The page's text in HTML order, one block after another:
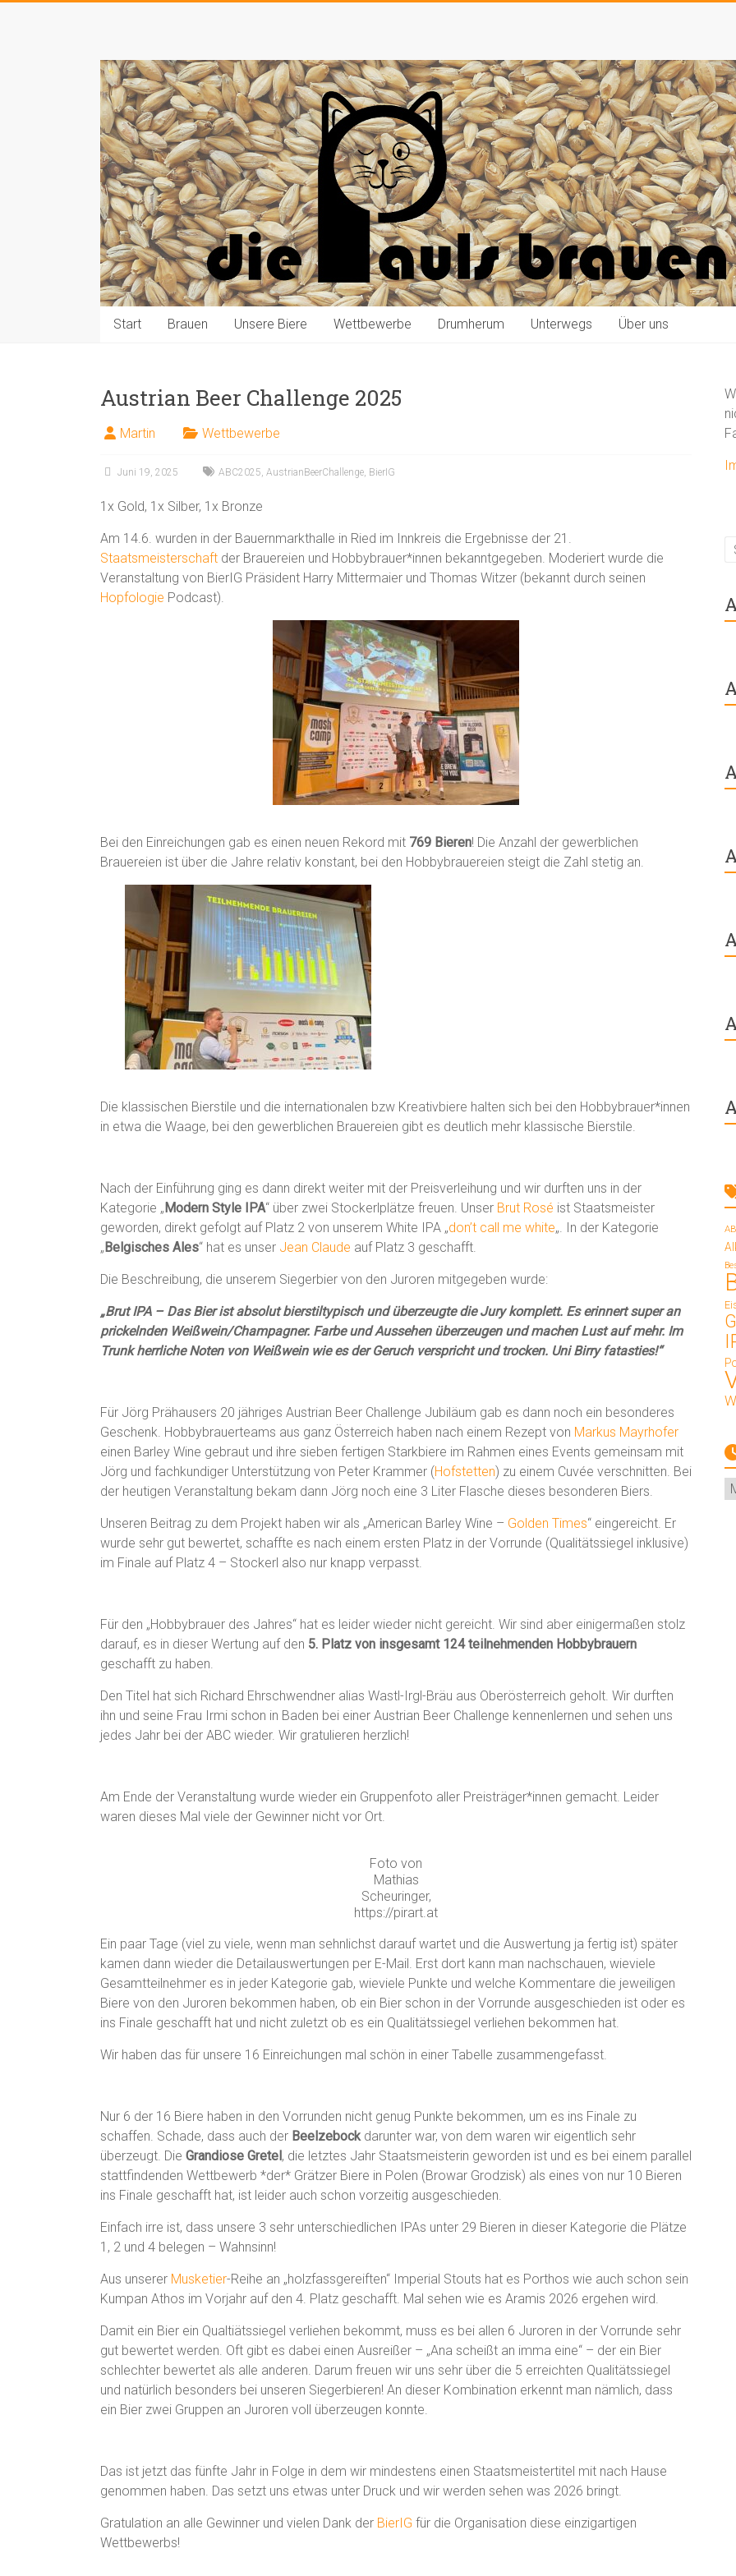
Die
Pauls
brauen
Bier
Start Brauen Unsere Biere Wettbewerbe Drumherum Unterwegs Über uns
Austrian Beer Challenge 2025
Martin Wettbewerbe
Juni 19, 2025 ABC2025, AustrianBeerChallenge, BierIG
1x Gold, 1x Silber, 1x Bronze
Am 14.6. wurden in der Bauernmarkthalle in Ried im Innkreis die Ergebnisse der 21.
Staatsmeisterschaft der Brauereien und Hobbybrauer*innen bekanntgegeben. Moderiert wurde die
Veranstaltung von BierIG Präsident Harry Mittermaier und Thomas Witzer (bekannt durch seinen
Hopfologie Podcast).
Bei den Einreichungen gab es einen neuen Rekord mit 769 Bieren! Die Anzahl der gewerblichen
Brauereien ist über die Jahre relativ konstant, bei den Hobbybrauereien steigt die Zahl stetig an.
Die klassischen Bierstile und die internationalen bzw Kreativbiere halten sich bei den Hobbybrauer*innen
in etwa die Waage, bei den gewerblichen Brauereien gibt es deutlich mehr klassische Bierstile.
Nach der Einführung ging es dann direkt weiter mit der Preisverleihung und wir durften uns in der
Kategorie „ Modern Style IPA“ über zwei Stockerlplätze freuen. Unser Brut Rosé ist Staatsmeister
geworden, direkt gefolgt auf Platz 2 von unserem White IPA „don’t call me white„. In der Kategorie
„Belgisches Ales“ hat es unser Jean Claude auf Platz 3 geschafft.
Die Beschreibung, die unserem Siegerbier von den Juroren mitgegeben wurde:
„Brut IPA – Das Bier ist absolut bierstiltypisch und überzeugte die Jury komplett. Es erinnert super an
prickelnden Weißwein/Champagner. Farbe und Aussehen überzeugen und machen Lust auf mehr. Im
Trunk herrliche Noten von Weißwein wie es der Geruch verspricht und trocken. Uni Birry fatasties!“
Für Jörg Prähausers 20 jähriges Austrian Beer Challenge Jubiläum gab es dann noch ein besonderes
Geschenk. Hobbybrauerteams aus ganz Österreich haben nach einem Rezept von Markus Mayrhofer
einen Barley Wine gebraut und ihre sieben fertigen Starkbiere im Rahmen eines Events gemeinsam mit
Jörg und fachkundiger Unterstützung von Peter Krammer (Hofstetten) zu einem Cuvée verschnitten. Bei
der heutigen Veranstaltung bekam dann Jörg noch eine 3 Liter Flasche dieses besonderen Biers.
Unseren Beitrag zu dem Projekt haben wir als „American Barley Wine – Golden Times“ eingereicht. Er
wurde sehr gut bewertet, schaffte es nach einem ersten Platz in der Vorrunde (Qualitätssiegel inklusive)
im Finale auf Platz 4 – Stockerl also nur knapp verpasst.
Für den „Hobbybrauer des Jahres“ hat es leider wieder nicht gereicht. Wir sind aber einigermaßen stolz
darauf, es in dieser Wertung auf den 5. Platz von insgesamt 124 teilnehmenden Hobbybrauern
geschafft zu haben.
Den Titel hat sich Richard Ehrschwendner alias Wastl-Irgl-Bräu aus Oberösterreich geholt. Wir durften
ihn und seine Frau Irmi schon in Baden bei einer Austrian Beer Challenge kennenlernen und sehen uns
jedes Jahr bei der ABC wieder. Wir gratulieren herzlich!
Am Ende der Veranstaltung wurde wieder ein Gruppenfoto aller Preisträger*innen gemacht. Leider
waren dieses Mal viele der Gewinner nicht vor Ort.
Foto von
Mathias
Scheuringer,
https://pirart.at
Ein paar Tage (viel zu viele, wenn man sehnlichst darauf wartet und die Auswertung ja fertig ist) später
kamen dann wieder die Detailauswertungen per E-Mail. Erst dort kann man nachschauen, wieviele
Gesamtteilnehmer es in jeder Kategorie gab, wieviele Punkte und welche Kommentare die jeweiligen
Biere von den Juroren bekommen haben, ob ein Bier schon in der Vorrunde ausgeschieden ist oder es
ins Finale geschafft hat und nicht zuletzt ob es ein Qualitätssiegel verliehen bekommen hat.
Wir haben das für unsere 16 Einreichungen mal schön in einer Tabelle zusammengefasst.
Nur 6 der 16 Biere haben in den Vorrunden nicht genug Punkte bekommen, um es ins Finale zu
schaffen. Schade, dass auch der Beelzebockdarunter war, von dem waren wir eigentlich sehr
überzeugt. Die Grandiose Gretel, die letztes Jahr Staatsmeisterin geworden ist und es bei einem parallel
stattfindenden Wettbewerb *der* Grätzer Biere in Polen (Browar Grodzisk) als eines von nur 10 Bieren
ins Finale geschafft hat, ist leider auch schon vorzeitig ausgeschieden.
Einfach irre ist, dass unsere 3 sehr unterschiedlichen IPAs unter 29 Bieren in dieser Kategorie die Plätze
1, 2 und 4 belegen – Wahnsinn!
Aus unserer Musketier-Reihe an „holzfassgereiften“ Imperial Stouts hat es Porthos wie auch schon sein
Kumpan Athos im Vorjahr auf den 4. Platz geschafft. Mal sehen wie es Aramis 2026 ergehen wird.
Damit ein Bier ein Qualtiätssiegel verliehen bekommt, muss es bei allen 6 Juroren in der Vorrunde sehr
gut bewertet werden. Oft gibt es dabei einen Ausreißer – „Ana scheißt an imma eine“ – der ein Bier
schlechter bewertet als alle anderen. Darum freuen wir uns sehr über die 5 erreichten Qualitätssiegel
und natürlich besonders bei unseren Siegerbieren! An dieser Kombination erkennt man nämlich, dass
ein Bier zwei Gruppen an Juroren voll überzeugen konnte.
Das ist jetzt das fünfte Jahr in Folge in dem wir mindestens einen Staatsmeistertitel mit nach Hause
genommen haben. Das setzt uns etwas unter Druck und wir werden sehen was 2026 bringt.
Gratulation an alle Gewinner und vielen Dank der BierIG für die Organisation diese einzigartigen
Wettbewerbs!